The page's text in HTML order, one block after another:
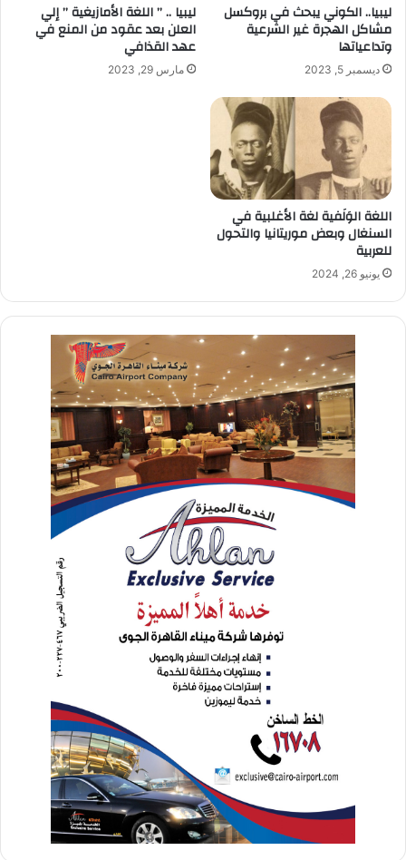
ليبيا.. الكوني يبحث في بروكسل
مشاكل الهجرة غير الشرعية
وتداعياتها
ديسمبر 5, 2023
ليبيا .. ” اللغة الأمازيغية ” إلي
العلن بعد عقود من المنع في
عهد القذافي
مارس 29, 2023
اللغة الوَلَفية لغة الأغلبية في
السنغال وبعض موريتانيا والتحول
للعربية
يونيو 26, 2024